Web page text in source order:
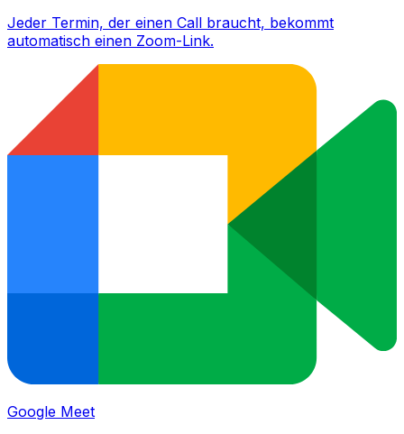
Jeder Termin, der einen Call braucht, bekommt
automatisch einen Zoom-Link.
Google Meet